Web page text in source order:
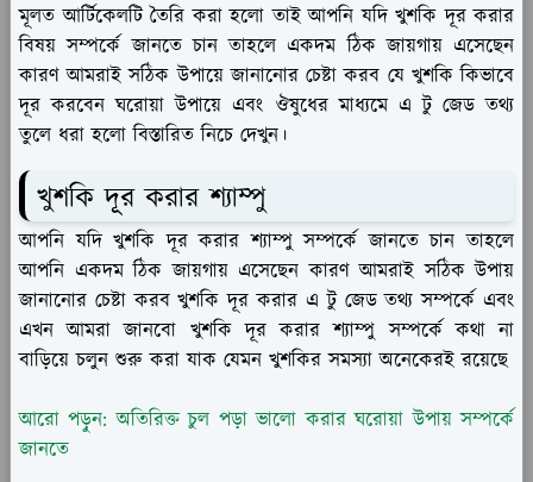
মূলত আর্টিকেলটি তৈরি করা হলো তাই আপনি যদি খুশকি দূর করার
বিষয় সম্পর্কে জানতে চান তাহলে একদম ঠিক জায়গায় এসেছেন
কারণ আমরাই সঠিক উপায়ে জানানোর চেষ্টা করব যে খুশকি কিভাবে
দূর করবেন ঘরোয়া উপায়ে এবং ঔষুধের মাধ্যমে এ টু জেড তথ্য
তুলে ধরা হলো বিস্তারিত নিচে দেখুন।
খুশকি দূর করার শ্যাম্পু
আপনি যদি খুশকি দূর করার শ্যাম্পু সম্পর্কে জানতে চান তাহলে
আপনি একদম ঠিক জায়গায় এসেছেন কারণ আমরাই সঠিক উপায়
জানানোর চেষ্টা করব খুশকি দূর করার এ টু জেড তথ্য সম্পর্কে এবং
এখন আমরা জানবো খুশকি দূর করার শ্যাম্পু সম্পর্কে কথা না
বাড়িয়ে চলুন শুরু করা যাক যেমন খুশকির সমস্যা অনেকেরই রয়েছে
আরো পড়ুন: অতিরিক্ত চুল পড়া ভালো করার ঘরোয়া উপায় সম্পর্কে
জানতে